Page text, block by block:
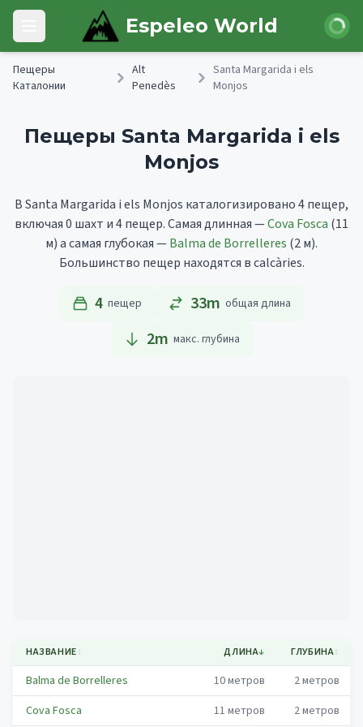
Skip to main content
Open main menu Espeleo World Войти
Пещеры
Каталонии
Alt
Penedès
Santa Margarida i els
Monjos
Пещеры Santa Margarida i els
Monjos
В Santa Margarida i els Monjos каталогизировано 4 пещер,
включая 0 шахт и 4 пещер.Самая длинная —Cova Fosca (11
м)а самая глубокая —Balma de Borrelleres (2 м).
Большинство пещер находятся в calcàries.
4 пещер 33m общая длина
2m макс. глубина
НАЗВАНИЕ↕ ДЛИНА↓ ГЛУБИНА↕
Balma de Borrelleres 10метров 2метров
Cova Fosca
11 метров 2метров